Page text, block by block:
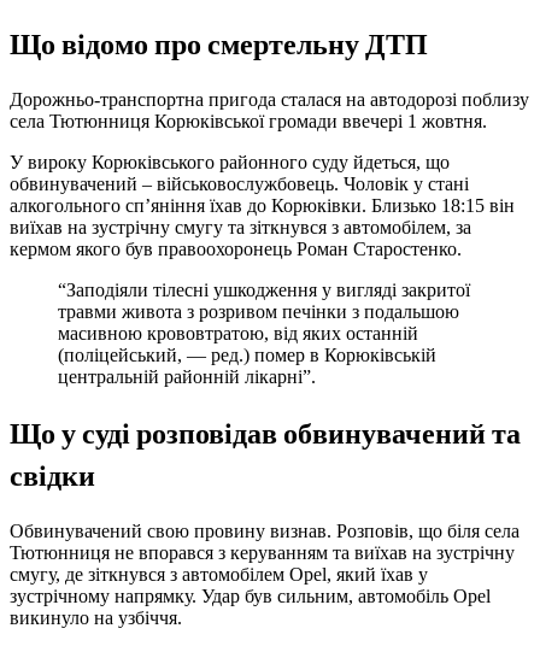
Що відомо про смертельну ДТП
Дорожньо-транспортна пригода сталася на автодорозі поблизу
села Тютюнниця Корюківської громади ввечері 1 жовтня.
У вироку Корюківського районного суду йдеться, що
обвинувачений – військовослужбовець. Чоловік у стані
алкогольного сп’яніння їхав до Корюківки. Близько 18:15 він
виїхав на зустрічну смугу та зіткнувся з автомобілем, за
кермом якого був правоохоронець Роман Старостенко.
“Заподіяли тілесні ушкодження у вигляді закритої
травми живота з розривом печінки з подальшою
масивною крововтратою, від яких останній
(поліцейський, — ред.) помер в Корюківській
центральній районній лікарні”.
Що у суді розповідав обвинувачений та
свідки
Обвинувачений свою провину визнав. Розповів, що біля села
Тютюнниця не впорався з керуванням та виїхав на зустрічну
смугу, де зіткнувся з автомобілем Opel, який їхав у
зустрічному напрямку. Удар був сильним, автомобіль Opel
викинуло на узбіччя.